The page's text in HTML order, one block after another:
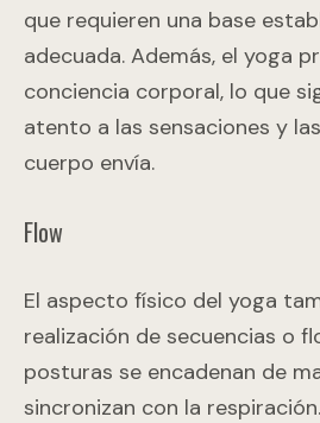
que requieren una base
adecuada. Además, el yoga
conciencia corporal, lo que
atento a las sensaciones y
cuerpo envía.
Flow
El aspecto físico del yoga
realización de secuencias o
posturas se encadenan de
sincronizan con la